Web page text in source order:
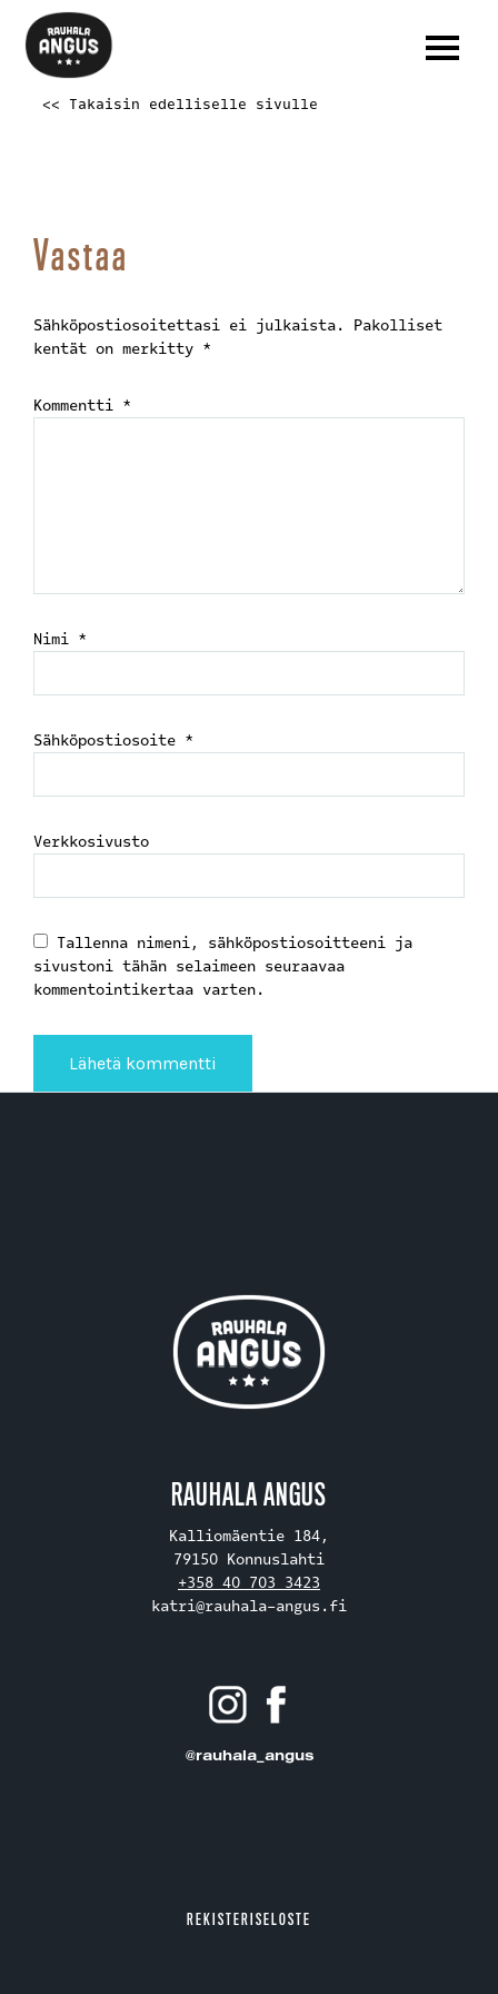
<< Takaisin edelliselle sivulle
Vastaa
Sähköpostiosoitettasi ei julkaista.
Pakolliset
kentät on merkitty *
Kommentti *
Nimi *
Sähköpostiosoite *
Verkkosivusto
Tallenna nimeni, sähköpostiosoitteeni ja
sivustoni tähän selaimeen seuraavaa
kommentointikertaa varten.
RAUHALA ANGUS
Kalliomäentie 184,
79150 Konnuslahti
+358 40 703 3423
katri@rauhala-angus.fi
@rauhala_angus
REKISTERISELOSTE